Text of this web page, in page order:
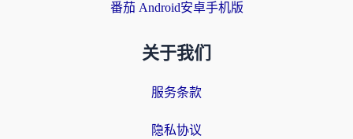
番茄 Android安卓手机版
关于我们
服务条款
隐私协议